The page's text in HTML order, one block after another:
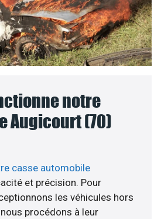
notre
Augicourt (70)
casse automobile
et précision. Pour
les véhicules hors
procédons à leur